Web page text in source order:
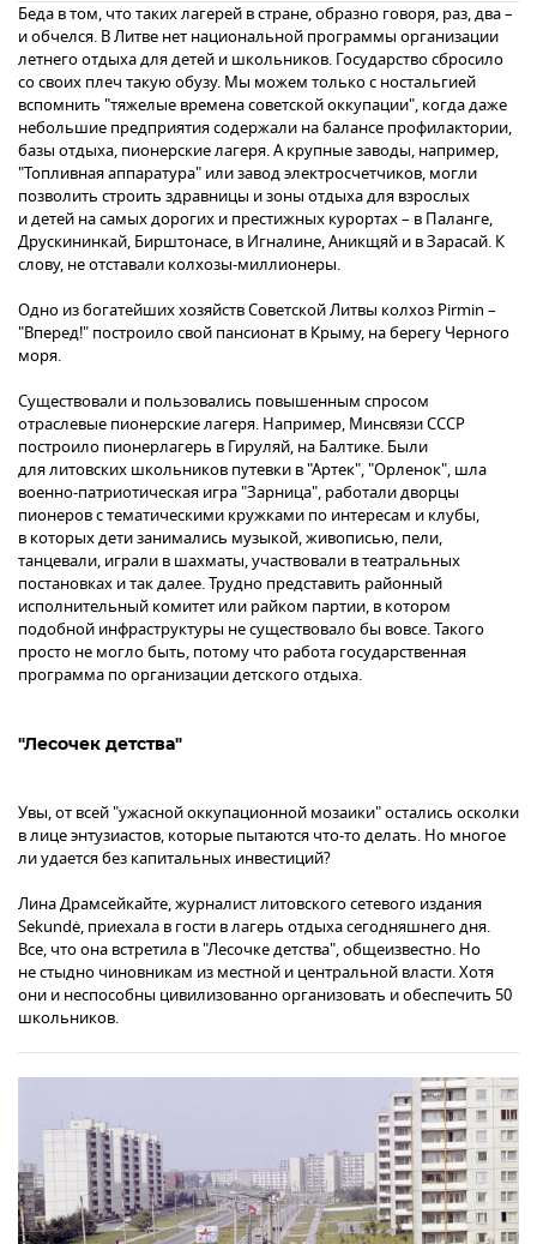
Беда в том, что таких лагерей в стране, образно говоря, раз, два –
и обчелся. В Литве нет национальной программы организации
летнего отдыха для детей и школьников. Государство сбросило
со своих плеч такую обузу. Мы можем только с ностальгией
вспомнить "тяжелые времена советской оккупации", когда даже
небольшие предприятия содержали на балансе профилактории,
базы отдыха, пионерские лагеря. А крупные заводы, например,
"Топливная аппаратура" или завод электросчетчиков, могли
позволить строить здравницы и зоны отдыха для взрослых
и детей на самых дорогих и престижных курортах – в Паланге,
Друскининкай, Бирштонасе, в Игналине, Аникщяй и в Зарасай. К
слову, не отставали колхозы-миллионеры.
Одно из богатейших хозяйств Советской Литвы колхоз Pirmin –
"Вперед!" построило свой пансионат в Крыму, на берегу Черного
моря.
Существовали и пользовались повышенным спросом
отраслевые пионерские лагеря. Например, Минсвязи СССР
построило пионерлагерь в Гируляй, на Балтике. Были
для литовских школьников путевки в "Артек", "Орленок", шла
военно-патриотическая игра "Зарница", работали дворцы
пионеров с тематическими кружками по интересам и клубы,
в которых дети занимались музыкой, живописью, пели,
танцевали, играли в шахматы, участвовали в театральных
постановках и так далее. Трудно представить районный
исполнительный комитет или райком партии, в котором
подобной инфраструктуры не существовало бы вовсе. Такого
просто не могло быть, потому что работа государственная
программа по организации детского отдыха.
"Лесочек детства"
Увы, от всей "ужасной оккупационной мозаики" остались осколки
в лице энтузиастов, которые пытаются что-то делать. Но многое
ли удается без капитальных инвестиций?
Лина Драмсейкайте, журналист литовского сетевого издания
Sekundė, приехала в гости в лагерь отдыха сегодняшнего дня.
Все, что она встретила в "Лесочке детства", общеизвестно. Но
не стыдно чиновникам из местной и центральной власти. Хотя
они и неспособны цивилизованно организовать и обеспечить 50
школьников.